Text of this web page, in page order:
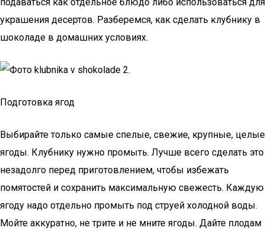
украшения десертов. Разберемся, как сделать клубнику в
шоколаде в домашних условиях.
Подготовка ягод
Выбирайте только самые спелые, свежие, крупные, целые
ягоды. Клубнику нужно промыть. Лучше всего сделать это
незадолго перед приготовлением, чтобы избежать
помятостей и сохранить максимальную свежесть. Каждую
ягоду надо отдельно промыть под струей холодной воды.
Мойте аккуратно, не трите и не мните ягоды. Дайте плодам